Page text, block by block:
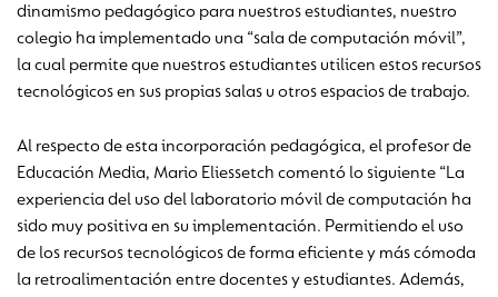
dinamismo pedagógico para nuestros estudiantes, nuestro
colegio ha implementado una “sala de computación móvil”,
la cual permite que nuestros estudiantes utilicen estos recursos
tecnológicos en sus propias salas u otros espacios de trabajo.
Al respecto de esta incorporación pedagógica, el profesor de
Educación Media, Mario Eliessetch comentó lo siguiente “La
experiencia del uso del laboratorio móvil de computación ha
sido muy positiva en su implementación. Permitiendo el uso
de los recursos tecnológicos de forma eficiente y más cómoda
la retroalimentación entre docentes y estudiantes. Además,